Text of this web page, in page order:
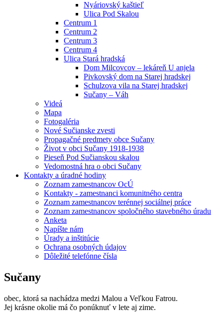
Nyáriovský kaštieľ
Ulica Pod Skalou
Centrum 1
Centrum 2
Centrum 3
Centrum 4
Ulica Stará hradská
Dom Milcovcov – lekáreň U anjela
Pivkovský dom na Starej hradskej
Schulzova vila na Starej hradskej
Sučany – Váh
Videá
Mapa
Fotogaléria
Nové Sučianske zvesti
Propagačné predmety obce Sučany
Život v obci Sučany 1918-1938
Pieseň Pod Sučianskou skalou
Vedomostná hra o obci Sučany
Kontakty a úradné hodiny
Zoznam zamestnancov OcÚ
Kontakty - zamestnanci komunitného centra
Zoznam zamestnancov terénnej sociálnej práce
Zoznam zamestnancov spoločného stavebného úradu
Anketa
Napíšte nám
Úrady a inštitúcie
Ochrana osobných údajov
Dôležité telefónne čísla
Sučany
obec, ktorá sa nachádza medzi Malou a Veľkou Fatrou.
Jej krásne okolie má čo ponúknuť v lete aj zime.